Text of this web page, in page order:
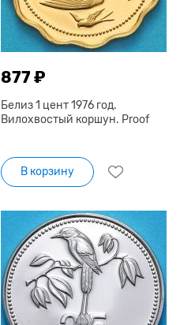
877 ₽
Белиз 1 цент 1976 год.
Вилохвостый коршун. Proof
В корзину